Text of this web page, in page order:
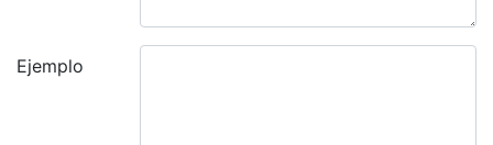
Ejemplo